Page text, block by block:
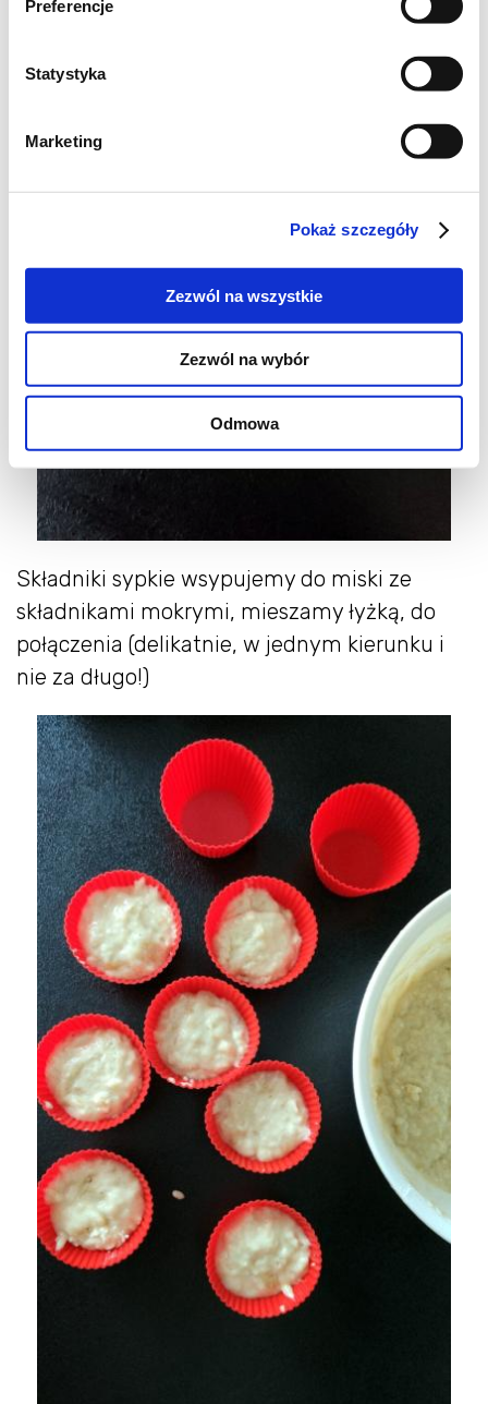
Preferencje
Statystyka
Marketing
Pokaż szczegóły
Zezwól na wszystkie
Zezwól na wybór
Odmowa
Składniki sypkie wsypujemy do miski ze
składnikami mokrymi, mieszamy łyżką, do
połączenia (delikatnie, w jednym kierunku i
nie za długo!)